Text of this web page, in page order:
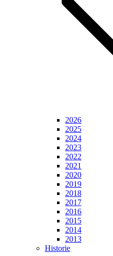
2026
2025
2024
2023
2022
2021
2020
2019
2018
2017
2016
2015
2014
2013
Historie